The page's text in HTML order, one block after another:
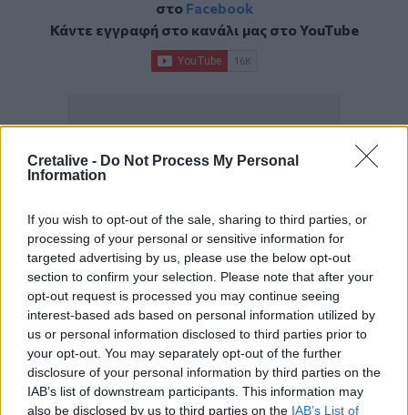
Cretalive - Do Not Process My Personal
Information
If you wish to opt-out of the sale, sharing to third parties, or
processing of your personal or sensitive information for
targeted advertising by us, please use the below opt-out
section to confirm your selection. Please note that after your
opt-out request is processed you may continue seeing
interest-based ads based on personal information utilized by
us or personal information disclosed to third parties prior to
your opt-out. You may separately opt-out of the further
disclosure of your personal information by third parties on the
IAB’s list of downstream participants. This information may
also be disclosed by us to third parties on the IAB’s List of
στο Facebook
Κάντε εγγραφή στο κανάλι μας στοYouTube
ΣΧΕΤΙΚΆ TAGS
Υφυπουργός Ανάπτυξης και Επενδύσεων Κρήτη ΙΤΕ